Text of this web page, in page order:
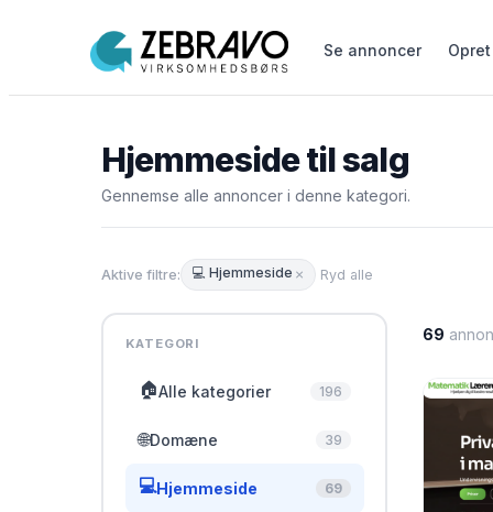
Se annoncer
Hjemmeside til salg
Gennemse alle annoncer i denne kategori.
Aktive filtre: 💻 Hjemmeside × Ryd alle
KATEGORI
🏠Alle kategorier 196
🌐Domæne 39
💻Hjemmeside 69
69